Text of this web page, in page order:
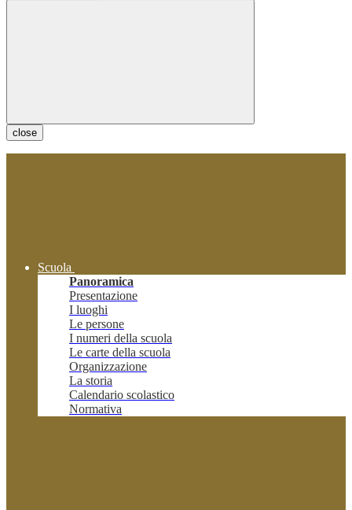
close
Scuola
Panoramica
Presentazione
I luoghi
Le persone
I numeri della scuola
Le carte della scuola
Organizzazione
La storia
Calendario scolastico
Normativa